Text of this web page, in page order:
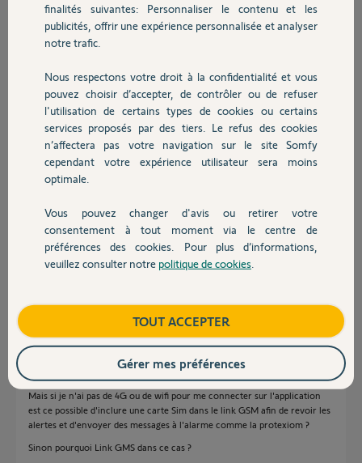
Domotique
Chauffage
Autres produits
Devis avec un pro
Contact
Merci à vous pour votre aide. Cordialement
fred S.
Participer au fil de discussion
Réponses
L'alarme Home Advanced, se pilote de n'importe ou grâce à l'application
installée sur un portable.
Bonne journée !
Mais si je n'ai pas de 4G ou de wifi pour me connecter sur l'application
est ce possible d'inclure une carte Sim dans le link GSM afin de revoir les
alertes et d'envoyer des messages à l'alarme comme la protexiom ?
Sinon pourquoi Link GMS dans ce cas ?
finalités suivantes: Personnaliser le contenu et les
publicités, offrir une expérience personnalisée et analyser
notre trafic.
Nous respectons votre droit à la confidentialité et vous
pouvez choisir d’accepter, de contrôler ou de refuser
l'utilisation de certains types de cookies ou certains
services proposés par des tiers. Le refus des cookies
n’affectera pas votre navigation sur le site Somfy
cependant votre expérience utilisateur sera moins
optimale.
Vous pouvez changer d'avis ou retirer votre
consentement à tout moment via le centre de
préférences des cookies. Pour plus d’informations,
veuillez consulter notre politique de cookies
TOUT ACCEPTER
Gérer mes préférences